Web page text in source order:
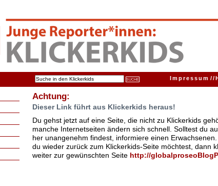
Impressum //
Achtung:
Dieser Link führt aus Klickerkids heraus!
Du gehst jetzt auf eine Seite, die nicht zu Klickerkids
manche Internetseiten ändern sich schnell. Solltest du
her unangenehm findest, informiere einen
du wieder zurück zum Klickerkids-Seite möchtest, dann
weiter zur gewünschten Seite http://